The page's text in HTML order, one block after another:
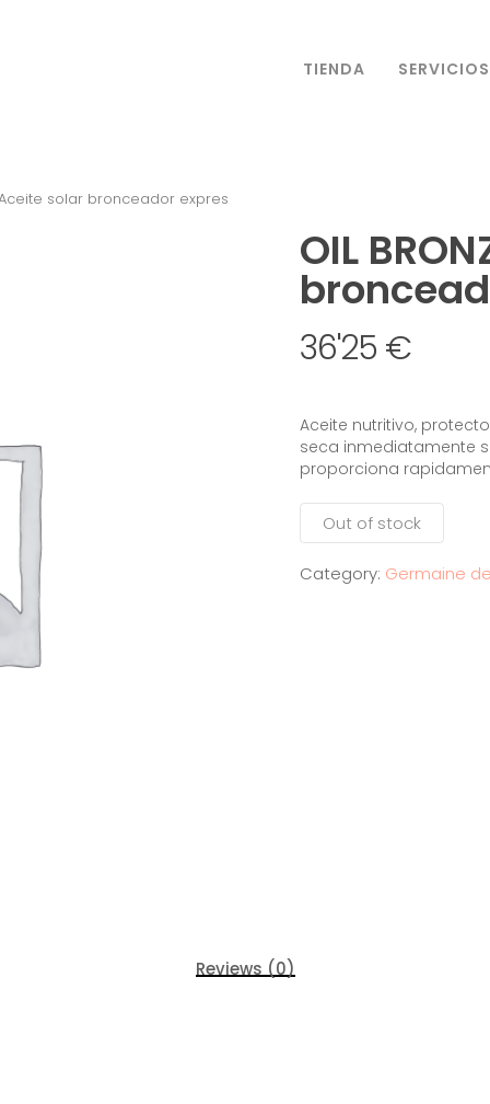
TIENDA SERVICIOS
Aceite solar bronceador expres
OIL
36'25 €
Aceite nutritivo,
seca inmediatamente
proporciona
Out of stock
Category: Germaine
Reviews (0)